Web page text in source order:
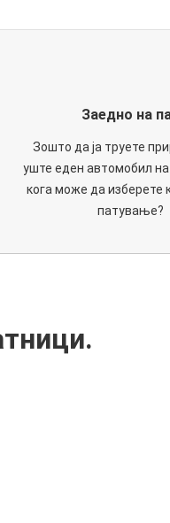
Заедно на
Зошто да ја труете
уште еден автомобил
кога може да изберете
патување?